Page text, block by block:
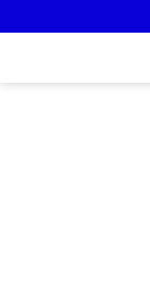
ke